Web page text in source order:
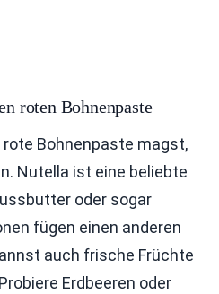
roten Bohnenpaste
Bohnenpaste magst,
Nutella ist eine beliebte
oder sogar
fügen einen anderen
auch frische Früchte
Erdbeeren oder